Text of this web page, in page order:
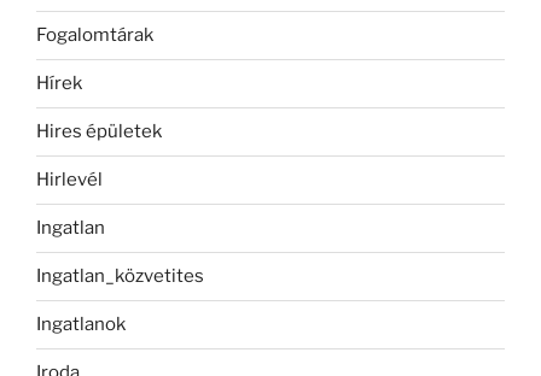
Fogalomtárak
Hírek
Hires épületek
Hirlevél
Ingatlan
Ingatlan_közvetites
Ingatlanok